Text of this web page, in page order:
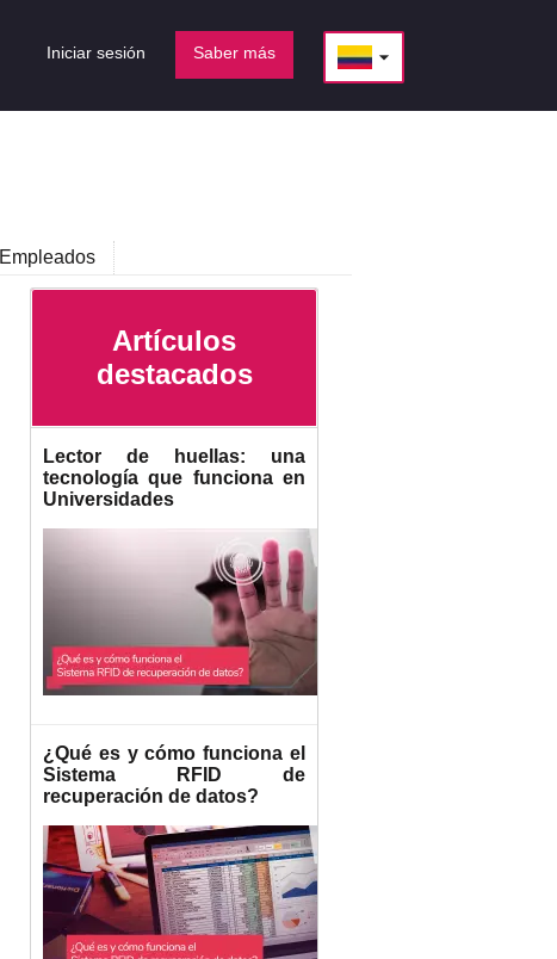
Iniciar sesión Saber más arrow_drop_down
Empleados
Artículos
destacados
Lector de huellas: una
tecnología que funciona en
Universidades
¿Qué es y cómo funciona el
Sistema RFID de
recuperación de datos?